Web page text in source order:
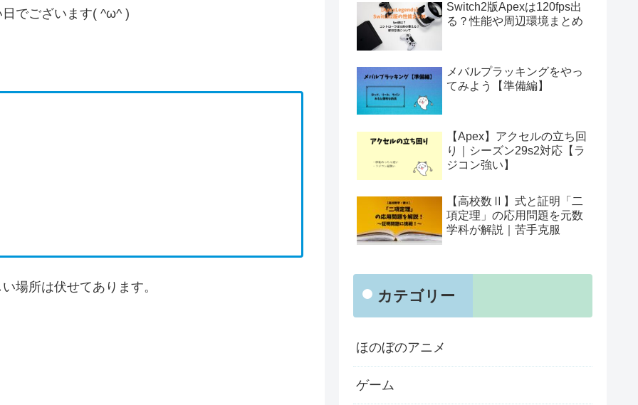
でございます( ^ω^ )
場所は伏せてあります。
Switch2版Apexは120fps出
る？性能や周辺環境まとめ
メバルプラッキングをやっ
てみよう【準備編】
【Apex】アクセルの立ち回
り｜シーズン29s2対応【ラ
ジコン強い】
【高校数Ⅱ】式と証明「二
項定理」の応用問題を元数
学科が解説｜苦手克服
カテゴリー
ほのぼのアニメ
ゲーム